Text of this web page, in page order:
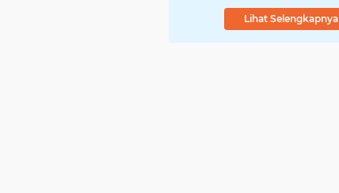
Kamtibmas Desa
SindangkasihLihat Selengkapnya